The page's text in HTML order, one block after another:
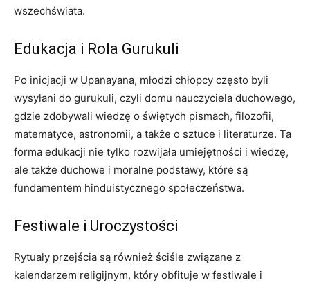
wszechświata.
Edukacja i Rola Gurukuli
Po inicjacji w Upanayana, młodzi chłopcy często byli
wysyłani do gurukuli, czyli domu nauczyciela duchowego,
gdzie zdobywali wiedzę o świętych pismach, filozofii,
matematyce, astronomii, a także o sztuce i literaturze. Ta
forma edukacji nie tylko rozwijała umiejętności i wiedzę,
ale także duchowe i moralne podstawy, które są
fundamentem hinduistycznego społeczeństwa.
Festiwale i Uroczystości
Rytuały przejścia są również ściśle związane z
kalendarzem religijnym, który obfituje w festiwale i